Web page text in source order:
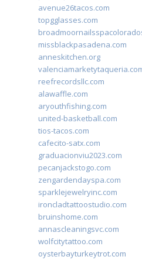
avenue26tacos.com
topgglasses.com
missblackpasadena.com
anneskitchen.org
reefrecordsllc.com
alawaffle.com
aryouthfishing.com
united-basketball.com
tios-tacos.com
cafecito-satx.com
graduacionviu2023.com
pecanjackstogo.com
zengardendayspa.com
sparklejewelryinc.com
ironcladtattoostudio.com
bruinshome.com
annascleaningsvc.com
wolfcitytattoo.com
oysterbayturkeytrot.com